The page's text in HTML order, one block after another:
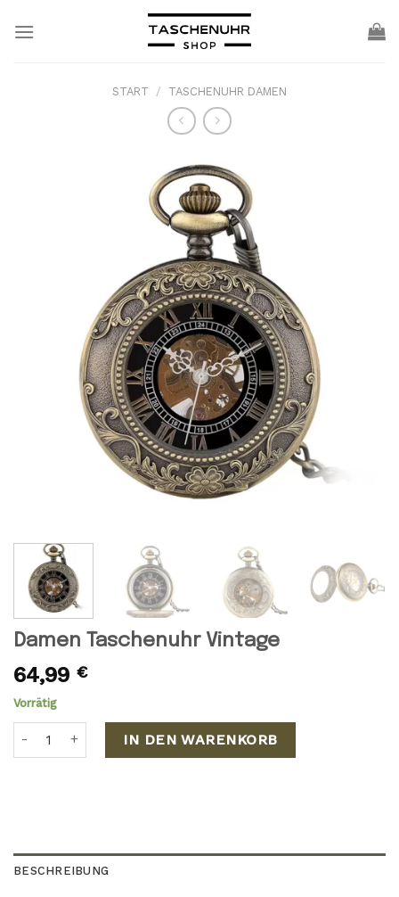
START / TASCHENUHR DAMEN
Damen Taschenuhr Vintage
64,99 €
Vorrätig
IN DEN WARENKORB
BESCHREIBUNG